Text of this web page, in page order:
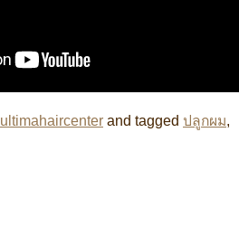
ultimahaircenter and tagged ปลูกผม,